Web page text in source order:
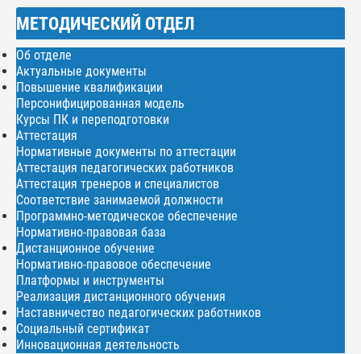
МЕТОДИЧЕСКИЙ ОТДЕЛ
Об отделе
Актуальные документы
Повышение квалификации
Персонифицированная модель
Курсы ПК и переподготовки
Аттестация
Нормативные документы по аттестации
Аттестация педагогических работников
Аттестация тренеров и специалистов
Соответствие занимаемой должности
Программно-методическое обеспечение
Нормативно-правовая база
Дистанционное обучение
Нормативно-правовое обеспечение
Платформы и инструменты
Реализация дистанционного обучения
Наставничество педагогических работников
Социальный сертификат
Инновационная деятельность